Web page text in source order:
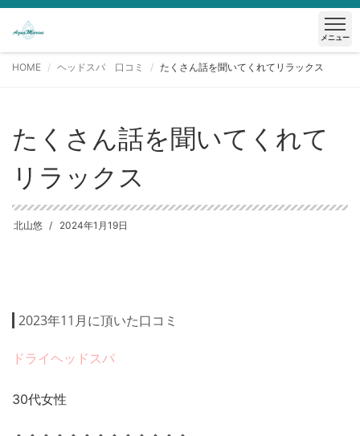
メニュー
HOME ヘッドスパ 口コミ たくさん話を聞いてくれてリラックス
たくさん話を聞いてくれて
リラックス
北山悠 2024年1月19日
2023年11月に頂いた口コミ
ドライヘッドスパ
30代女性